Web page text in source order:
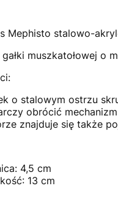
Mephisto stalowo-
gałki muszkatołowej o
o stalowym ostrzu
obrócić
znajduje się także
4,5 cm
13 cm